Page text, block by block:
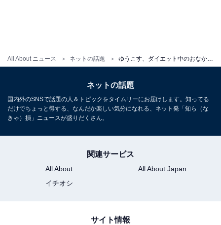
All About ニュース ネットの話題
ネットの話題
国内外のSNSで話題の人＆トピックをタイムリーにお届けします。知ってる
だけでちょっと得する、なんだか楽しい気分になれる、ネット発「知ら（な
きゃ）損」ニュースが盛りだくさん。
関連サービス
All About
All About Japan
イチオシ
サイト情報